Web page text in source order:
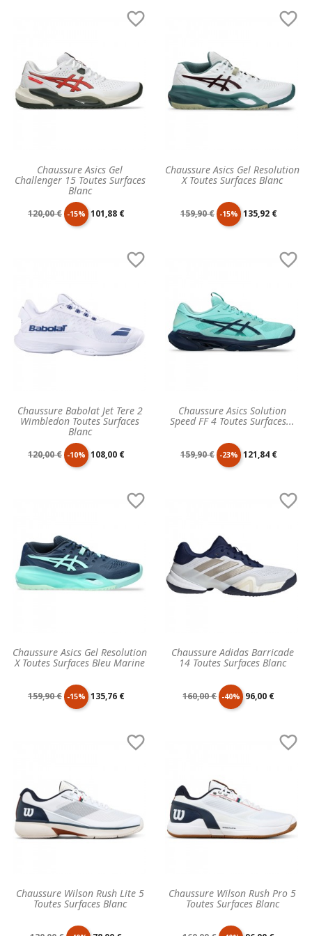
Chaussure Asics Gel
Challenger 15 Toutes Surfaces
Blanc

Prix
120,00 € -15% Prix
101,88 €
Chaussure Asics Gel Resolution
X Toutes Surfaces Blanc

Prix
159,90 € -15% Prix
135,92 €
Chaussure Babolat Jet Tere 2
Wimbledon Toutes Surfaces
Blanc

Prix
120,00 € -10% Prix
108,00 €
Chaussure Asics Solution
Speed FF 4 Toutes Surfaces...

Prix
159,90 € -23% Prix
121,84 €
Chaussure Asics Gel Resolution
X Toutes Surfaces Bleu Marine

Prix
159,90 € -15% Prix
135,76 €
Chaussure Adidas Barricade
14 Toutes Surfaces Blanc

Prix
160,00 € -40% Prix
96,00 €
Chaussure Wilson Rush Lite 5
Toutes Surfaces Blanc

Chaussure Wilson Rush Pro 5
Toutes Surfaces Blanc
